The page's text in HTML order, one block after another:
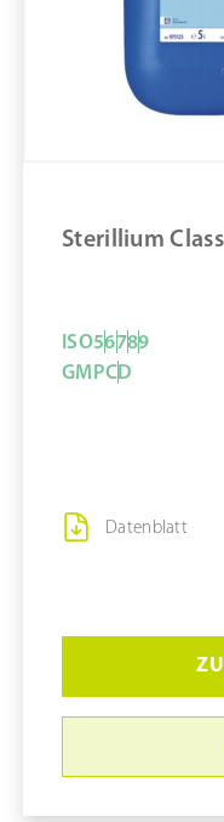
Sterillium
Datenblatt
ISO56789
GMPCD